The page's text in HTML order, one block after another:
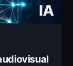
IA